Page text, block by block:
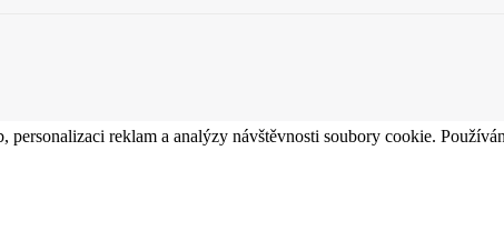
personalizaci reklam a analýzy návštěvnosti soubory cookie.